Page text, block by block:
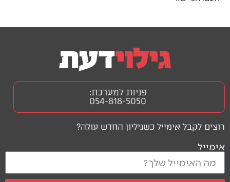
רוצים לקבל אימייל כשגיליון החדש עולה?
אימייל
פניות למערכת:
054-818-5050